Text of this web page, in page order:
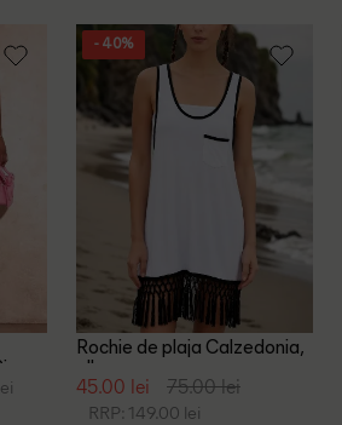
- 40%
Rochie de plaja Calzedonia,
alb
45.00 lei 75.00 lei
RRP: 149.00 lei